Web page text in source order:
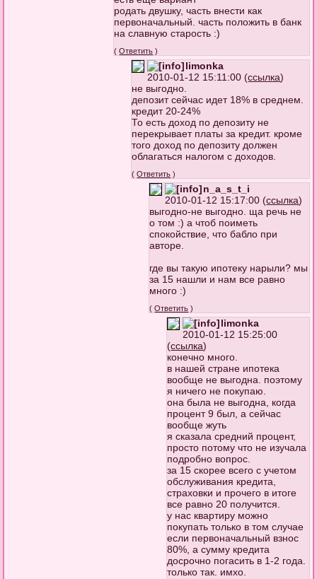
родать двушку, часть внести как
первоначальный. часть положить в банк
на славную старость :)
(Ответить )
limonka
2010-01-12 15:11:00 (ссылка)
не выгодно.
депозит сейчас идет 18% в среднем.
кредит 20-24%
То есть доход по депозиту не
перекрывает платы за кредит. кроме
того доход по депозиту должен
облагаться налогом с доходов.
(Ответить )
n_a_s_t_i
2010-01-12 15:17:00 (ссылка)
выгодно-не выгодно. ща речь не
о том :) а чтоб поиметь
спокойствие, что бабло при
авторе.
где вы такую ипотеку нарыли? мы
за 15 нашли и нам все равно
много :)
(Ответить )
limonka
2010-01-12 15:25:00
(ссылка)
конечно много.
в нашей стране ипотека
вообще не выгодна. поэтому
я ничего не покупаю.
она была не выгодна, когда
процент 9 был, а сейчас
вообще жуть
я сказала средний процент,
просто потому что не изучала
подробно вопрос.
за 15 скорее всего с учетом
обслуживания кредита,
страховки и прочего в итоге
все равно 20 получится.
у нас квартиру можно
покупать только в том случае
если первоначальный взнос
80%, а сумму кредита
досрочно погасить в 1-2 года.
только так. имхо.